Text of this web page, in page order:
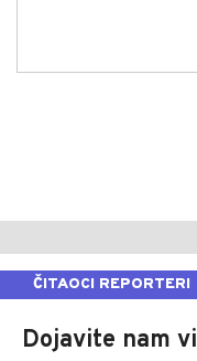
ČITAOCI REPORTERI
Dojavite nam